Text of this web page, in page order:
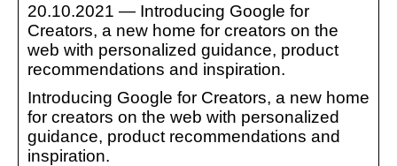
20.10.2021 — Introducing Google for
Creators, a new home for creators on the
web with personalized guidance, product
recommendations and inspiration.
Introducing Google for Creators, a new home
for creators on the web with personalized
guidance, product recommendations and
inspiration.